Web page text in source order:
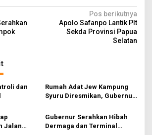
Pos berikutnya
Apolo Safanpo Lantik Plt
Sekda Provinsi Papua
Selatan
dan
Rumah Adat Jew Kampung
Syuru Diresmikan, Gubernur
Jalan
Gubernur Serahkan Hibah
Dermaga dan Terminal